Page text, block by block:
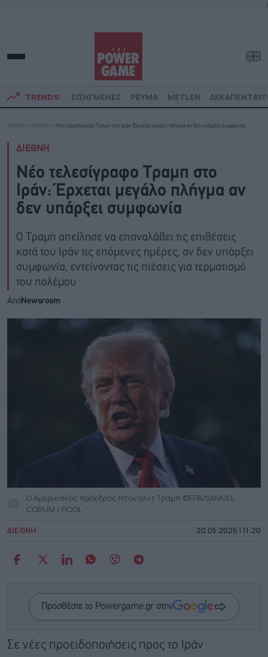
TRENDS: ΕΙΣΗΓΜΕΝΕΣ ΡΕΥΜΑ METLEN
ΑΡΧΙΚΗ » ΔΙΕΘΝΗ » Νέο τελεσίγραφο Τραμπ στο Ιράν: Έρχεται μεγάλο πλήγμα αν δεν υπάρξει συμφωνία
ΔΙΕΘΝΗ
Νέο τελεσίγραφο Τραμπ στο
Ιράν: Έρχεται μεγάλο πλήγμα αν
δεν υπάρξει συμφωνία
Ο Τραμπ απείλησε να επαναλάβει τις επιθέσεις
κατά του Ιράν τις επόμενες ημέρες, αν δεν υπάρξει
συμφωνία, εντείνοντας τις πιέσεις για τερματισμό
του πολέμου
ΑπόNewsroom
O Αμερικανός πρόεδρος Ντόναλντ Τραμπ ©EPA/SAMUEL
CORUM / POOL
ΔΙΕΘΝΗ 20.05.2026 | 11:20
Προσθέστε το Powergame.gr στην
Σε νέες προειδοποιήσεις προς το Ιράν